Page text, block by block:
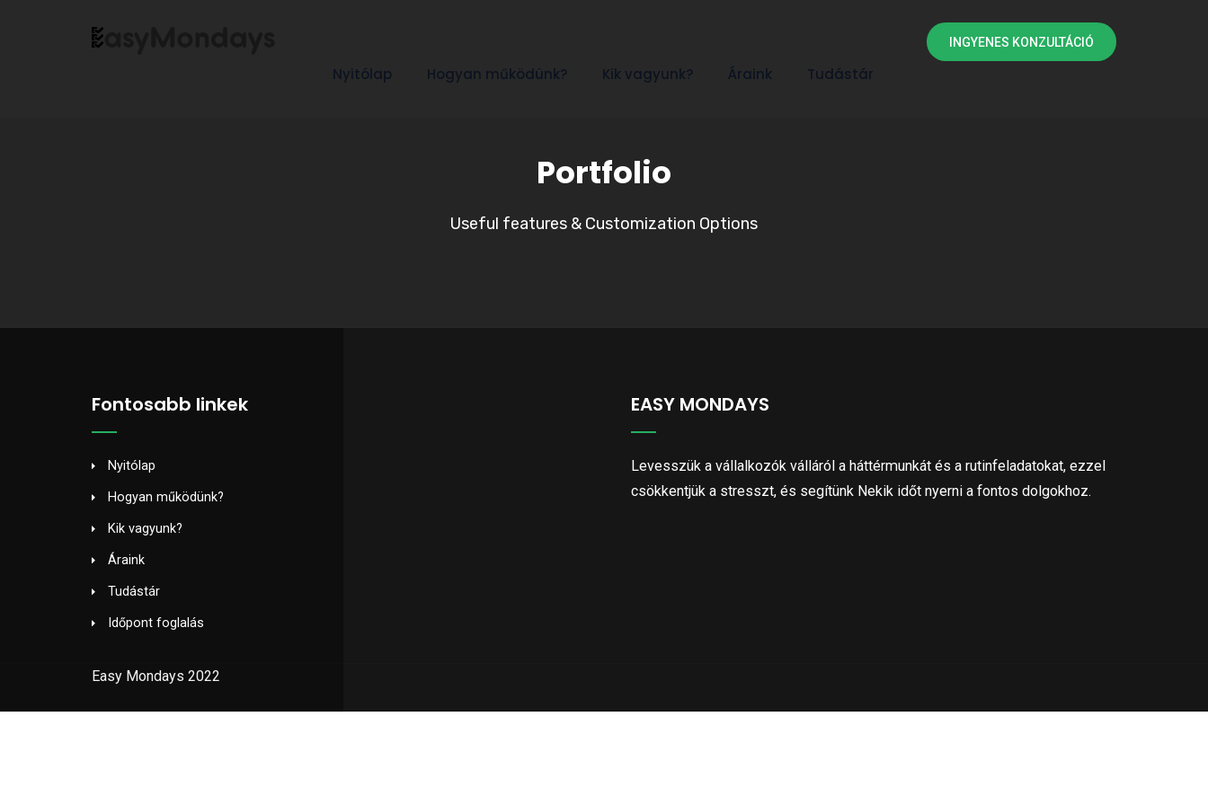
INGYENES KONZULTÁCIÓ
Nyitólap Hogyan működünk? Kik vagyunk? Áraink Tudástár
Portfolio
Useful features & Customization Options
Fontosabb linkek
Nyitólap
Hogyan működünk?
Kik vagyunk?
Áraink
Tudástár
Időpont foglalás
EASY MONDAYS
Levesszük a vállalkozók válláról a háttérmunkát és a rutinfeladatokat, ezzel
csökkentjük a stresszt, és segítünk Nekik időt nyerni a fontos dolgokhoz.
Easy Mondays 2022